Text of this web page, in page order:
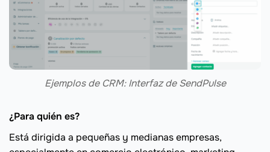
Ejemplos de CRM: Interfaz de SendPulse
¿Para quién es?
Está dirigida a pequeñas y medianas empresas,